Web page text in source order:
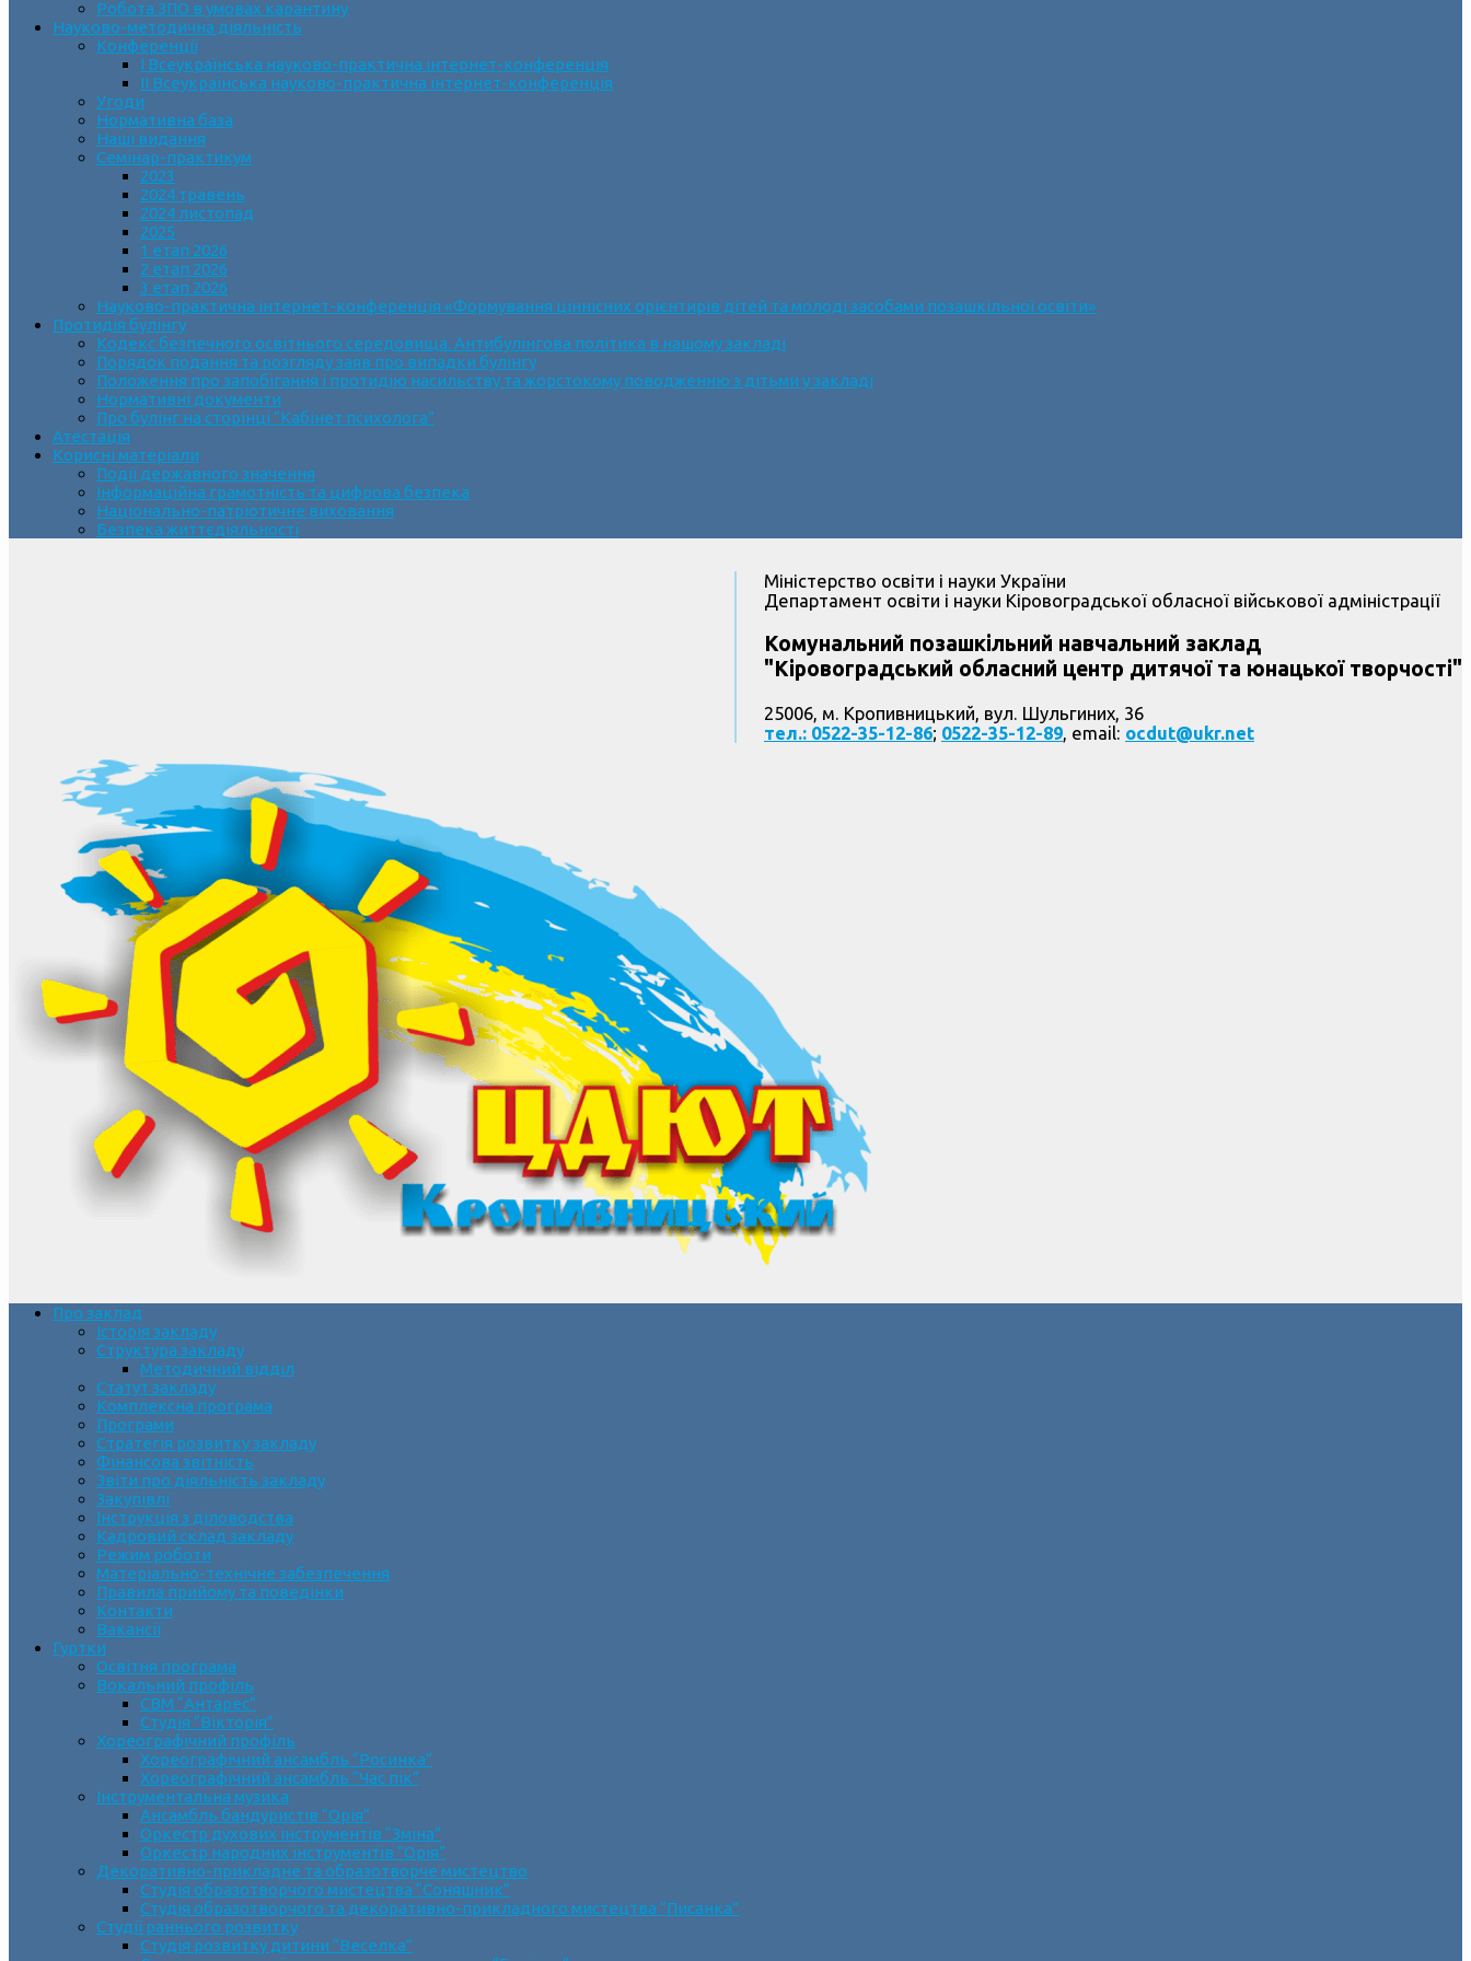
Робота ЗПО в умовах карантину
Науково-методична діяльність
Конференції
І Всеукраїнська науково-практична інтернет-конференція
ІІ Всеукраїнська науково-практична інтернет-конференція
Угоди
Нормативна база
Наші видання
Семінар-практикум
2023
2024 травень
2024 листопад
2025
1 етап 2026
2 етап 2026
3 етап 2026
Науково-практична інтернет-конференція «Формування ціннісних орієнтирів дітей та молоді засобами позашкільної освіти»
Протидія булінгу
Кодекс безпечного освітнього середовища. Антибулінгова політика в нашому закладі
Порядок подання та розгляду заяв про випадки булінгу
Положення про запобігання і протидію насильству та жорстокому поводженню з дітьми у закладі
Нормативні документи
Про булінг на сторінці “Кабінет психолога”
Атестація
Корисні матеріали
Події державного значення
Інформаційна грамотність та цифрова безпека
Національно-патріотичне виховання
Безпека життєдіяльності
Міністерство освіти і науки України
Департамент освіти і науки Кіровоградської обласної військової адміністрації
Комунальний позашкільний навчальний заклад
"Кіровоградський обласний центр дитячої та юнацької творчості"
25006, м. Кропивницький, вул. Шульгиних, 36
тел.: 0522-35-12-86; 0522-35-12-89, email: ocdut@ukr.net
Про заклад
Історія закладу
Структура закладу
Методичний відділ
Статут закладу
Комплексна програма
Програми
Стратегія розвитку закладу
Фінансова звітність
Звіти про діяльність закладу
Закупівлі
Інструкція з діловодства
Кадровий склад закладу
Режим роботи
Матеріально-технічне забезпечення
Правила прийому та поведінки
Контакти
Вакансії
Гуртки
Освітня програма
Вокальний профіль
СВМ “Антарес”
Студія “Вікторія”
Хореографічний профіль
Хореографічний ансамбль “Росинка”
Хореографічний ансамбль “Час пік”
Інструментальна музика
Ансамбль бандуристів “Орія”
Оркестр духових інструментів “Зміна”
Оркестр народних інструментів “Орія”
Декоративно-прикладне та образотворче мистецтво
Cтудія образотворчого мистецтва “Соняшник”
Студія образотворчого та декоративно-прикладного мистецтва “Писанка”
Студії раннього розвитку
Студія розвитку дитини “Веселка”